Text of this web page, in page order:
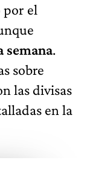
por el
semana.
sobre
las divisas
en la